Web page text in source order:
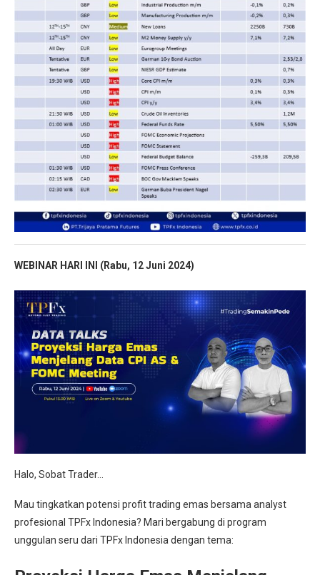
WEBINAR HARI INI (Rabu, 12 Juni 2024)
Halo, Sobat Trader…
Mau tingkatkan potensi profit trading emas bersama analyst
profesional TPFx Indonesia? Mari bergabung di program
unggulan seru dari TPFx Indonesia dengan tema: